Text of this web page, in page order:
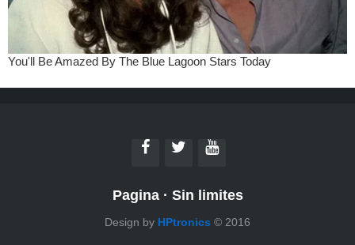
Pagina· Sin limites
Design by HPtronics © 2016